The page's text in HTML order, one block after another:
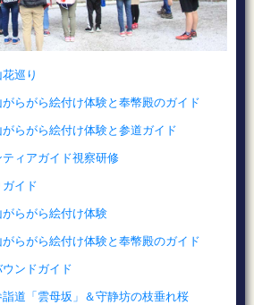
巡り
らがら絵付け体験と奉幣殿のガイド
らがら絵付け体験と参道ガイド
ィアガイド視察研修
イド
らがら絵付け体験
らがら絵付け体験と奉幣殿のガイド
ンドガイド
道「雲母坂」＆守静坊の枝垂れ桜